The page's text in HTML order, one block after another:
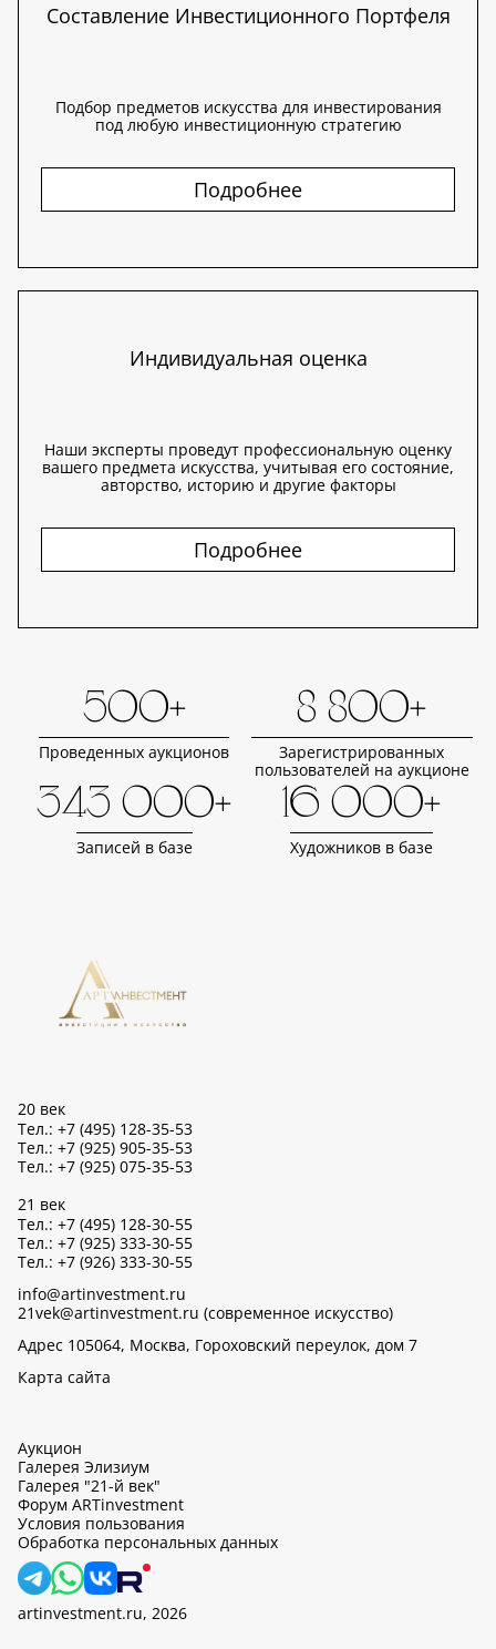
Составление Инвестиционного Портфеля
Подбор предметов искусства для инвестирования
под любую инвестиционную стратегию
Подробнее
Индивидуальная оценка
Наши эксперты проведут профессиональную оценку
вашего предмета искусства, учитывая его состояние,
авторство, историю и другие факторы
Подробнее
500+
Проведенных аукционов
8 800+
Зарегистрированных
пользователей на аукционе
343 000+
Записей в базе
16 000+
Художников в базе
20 век
Тел.: +7 (495) 128-35-53
Тел.: +7 (925) 905-35-53
Тел.: +7 (925) 075-35-53
21 век
Тел.: +7 (495) 128-30-55
Тел.: +7 (925) 333-30-55
Тел.: +7 (926) 333-30-55
info@artinvestment.ru
21vek@artinvestment.ru (современное искусство)
Адрес 105064, Москва, Гороховский переулок, дом 7
Карта сайта
Аукцион
Галерея Элизиум
Галерея "21-й век"
Форум ARTinvestment
Условия пользования
Обработка персональных данных
artinvestment.ru, 2026